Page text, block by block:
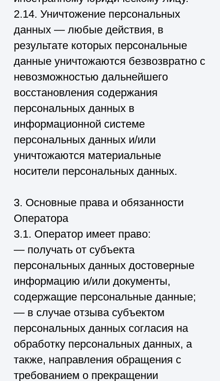
информацию в течение 10 дней с
даты получения такого запроса;
— публиковать или иным образом
к настоящей Политике в отношении
обработки персональных данных;
— принимать правовые,
организационные и технические меры
для защиты персональных данных от
неправомерного или случайного
доступа к ним, уничтожения,
изменения, блокирования,
копирования, предоставления,
распространения персональных
данных, а также от иных
неправомерных действий в
(распространение, предоставление,
доступ) персональных данных,
прекратить обработку и уничтожить
персональные данные в порядке и
случаях, предусмотренных Законом о
персональных данных;
— исполнять иные обязанности,
предусмотренные Законом о
персональных данных.
4. Основные права и обязанности
субъектов персональных данных
4.1. Субъекты персональных данных
— получать информацию,
касающуюся обработки его